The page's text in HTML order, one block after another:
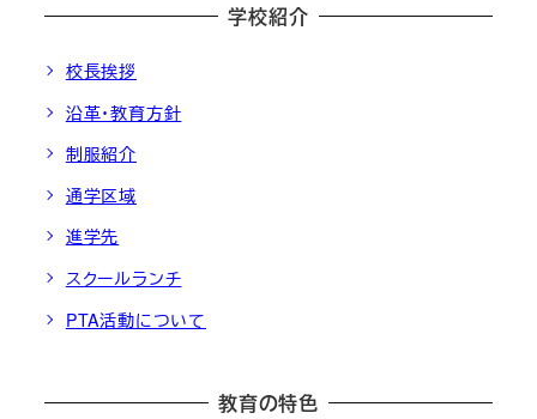
学校紹介
校長挨拶
沿革・教育方針
制服紹介
通学区域
進学先
スクールランチ
PTA活動について
教育の特色